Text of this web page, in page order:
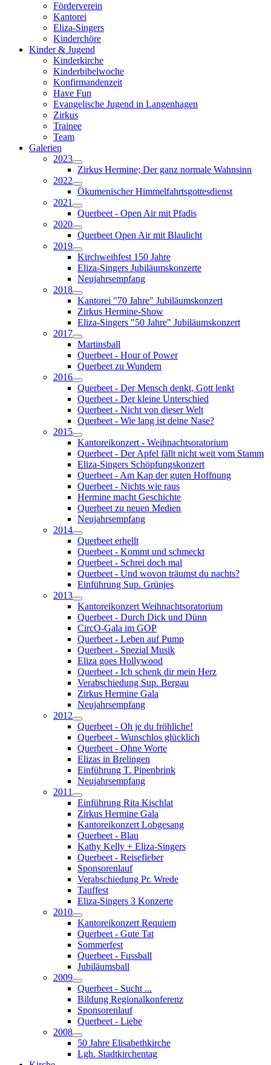
Förderverein
Kantorei
Eliza-Singers
Kinderchöre
Kinder & Jugend
Kinderkirche
Kinderbibelwoche
Konfirmandenzeit
Have Fun
Evangelische Jugend in Langenhagen
Zirkus
Trainee
Team
Galerien
2023
Zirkus Hermine; Der ganz normale Wahnsinn
2022
Ökumenischer Himmelfahrtsgottesdienst
2021
Querbeet - Open Air mit Pfadis
2020
Querbeet Open Air mit Blaulicht
2019
Kirchweihfest 150 Jahre
Eliza-Singers Jubiläumskonzerte
Neujahrsempfang
2018
Kantorei "70 Jahre" Jubiläumskonzert
Zirkus Hermine-Show
Eliza-Singers "50 Jahre" Jubiläumskonzert
2017
Martinsball
Querbeet - Hour of Power
Querbeet zu Wundern
2016
Querbeet - Der Mensch denkt, Gott lenkt
Querbeet - Der kleine Unterschied
Querbeet - Nicht von dieser Welt
Querbeet - Wie lang ist deine Nase?
2015
Kantoreikonzert - Weihnachtsoratorium
Querbeet - Der Apfel fällt nicht weit vom Stamm
Eliza-Singers Schöpfungskonzert
Querbeet - Am Kap der guten Hoffnung
Querbeet - Nichts wie raus
Hermine macht Geschichte
Querbeet zu neuen Medien
Neujahrsempfang
2014
Querbeet erhellt
Querbeet - Kommt und schmeckt
Querbeet - Schrei doch mal
Querbeet - Und wovon träumst du nachts?
Einführung Sup. Grünjes
2013
Kantoreikonzert Weihnachtsoratorium
Querbeet - Durch Dick und Dünn
CircO-Gala im GOP
Querbeet - Leben auf Pump
Querbeet - Spezial Musik
Eliza goes Hollywood
Querbeet - Ich schenk dir mein Herz
Verabschiedung Sup. Bergau
Zirkus Hermine Gala
Neujahrsempfang
2012
Querbeet - Oh je du fröhliche!
Querbeet - Wunschlos glücklich
Querbeet - Ohne Worte
Elizas in Brelingen
Einführung T. Pipenbrink
Neujahrsempfang
2011
Einführung Rita Kischlat
Zirkus Hermine Gala
Kantoreikonzert Lobgesang
Querbeet - Blau
Kathy Kelly + Eliza-Singers
Querbeet - Reisefieber
Sponsorenlauf
Verabschiedung Pr. Wrede
Tauffest
Eliza-Singers 3 Konzerte
2010
Kantoreikonzert Requiem
Querbeet - Gute Tat
Sommerfest
Querbeet - Fussball
Jubiläumsball
2009
Querbeet - Sucht ...
Bildung Regionalkonferenz
Sponsorenlauf
Querbeet - Liebe
2008
50 Jahre Elisabethkirche
Lgh. Stadtkirchentag